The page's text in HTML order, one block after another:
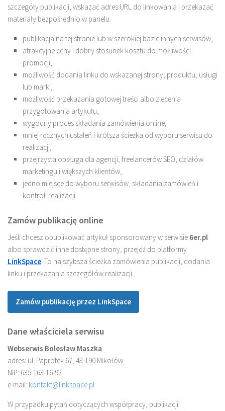
szczegóły publikacji, wskazać adres URL do linkowania i przekazać
materiały bezpośrednio w panelu.
publikacja na tej stronie lub w szerokiej bazie innych serwisów,
atrakcyjne ceny i dobry stosunek kosztu do możliwości
promocji,
możliwość dodania linku do wskazanej strony, produktu, usługi
lub marki,
możliwość przekazania gotowej treści albo zlecenia
przygotowania artykułu,
wygodny proces składania zamówienia online,
mniej ręcznych ustaleń i krótsza ścieżka od wyboru serwisu do
realizacji,
przejrzysta obsługa dla agencji, freelancerów SEO, działów
marketingu i większych klientów,
jedno miejsce do wyboru serwisów, składania zamówień i
kontroli realizacji.
Zamów publikację online
Jeśli chcesz opublikować artykuł sponsorowany w serwisie 6er.pl
albo sprawdzić inne dostępne strony, przejdź do platformy
LinkSpace. To najszybsza ścieżka zamówienia publikacji, dodania
linku i przekazania szczegółów realizacji.
Zamów publikację przez LinkSpace
Dane właściciela serwisu
Webserwis Bolesław Maszka
adres: ul. Paprotek 67, 43-190 Mikołów
NIP: 635-163-16-92
e-mail: kontakt@linkspace.pl
W przypadku pytań dotyczących współpracy, publikacji